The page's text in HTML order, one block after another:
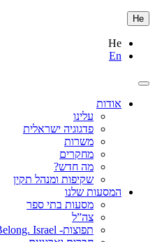
He
He
En
אודות
עלינו
פדגוגיה ישראלית
משרות
מחקרים
מה חדש?
שקיפות ומנהל תקין
המסעות שלנו
מסעות בתי ספר
צה”ל
תפוצות- I Belong. Israel